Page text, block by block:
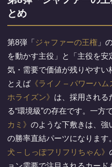
とめ
第8弾「 ジャファーの王権 」
を動かす主役」と「主役を安
気・需要で価値が残りやすい
とえば
ライノ – パワーハム
ホライズン
は、採用される
る“環境級”の存在です。一方
カミ
のような下敷きは、強
の勝率直結パーツになります
犬 – しっぽフリフリちゃん